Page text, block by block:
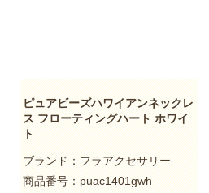
ピュアビーズハワイアンネックレ
ス フローティングハート ホワイ
ト
ブランド：フラアクセサリー
商品番号：puac1401gwh